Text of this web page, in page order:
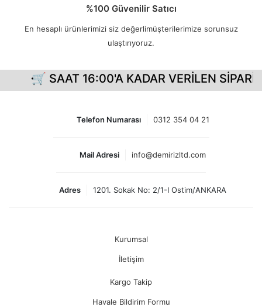
%100 Güvenilir Satıcı
En hesaplı ürünlerimizi siz değerlimüşterilerimize sorunsuz
ulaştırıyoruz.
🛒 SAAT 16:00'A KADAR VERİLEN
Telefon Numarası 0312 354 04 21
Mail Adresi info@demirizltd.com
Adres 1201. Sokak No: 2/1-I Ostim/ANKARA
Kurumsal
İletişim
Kargo Takip
Havale Bildirim Formu